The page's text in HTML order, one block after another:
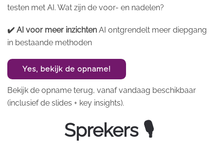
testen met AI. Wat zijn de voor- en nadelen?
✔️ AI voor meer inzichten AI ontgrendelt meer diepgang
in bestaande methoden
Yes, bekijk de opname!
Bekijk de opname terug, vanaf vandaag beschikbaar
(inclusief de slides + key insights).
Sprekers 🎙